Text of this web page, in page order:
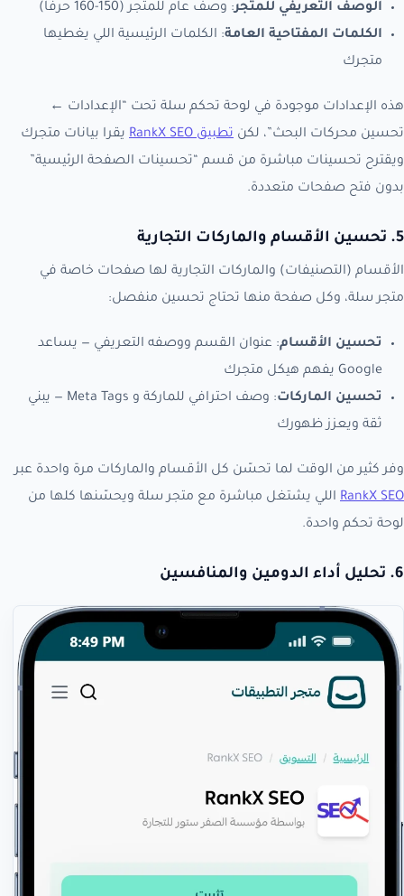
الوصف التعريفي للمتجر: وصف عام للمتجر (150-160 حرفًا)
الكلمات المفتاحية العامة: الكلمات الرئيسية اللي يغطيها
متجرك
هذه الإعدادات موجودة في لوحة تحكم سلة تحت “الإعدادات ←
تحسين محركات البحث”، لكن تطبيق RankX SEO
يقرا بيانات متجرك
ويقترح تحسينات مباشرة من قسم “تحسينات الصفحة الرئيسية”
بدون فتح صفحات متعددة.
5. تحسين الأقسام والماركات التجارية
الأقسام (التصنيفات) والماركات التجارية لها صفحات خاصة في
متجر سلة، وكل صفحة منها تحتاج تحسين منفصل:
تحسين الأقسام: عنوان القسم ووصفه التعريفي — يساعد
Google يفهم هيكل متجرك
تحسين الماركات
: وصف احترافي للماركة و Meta Tags — يبني
ثقة ويعزز ظهورك
وفر كثير من الوقت لما تحسّن كل الأقسام والماركات مرة واحدة عبر
RankX SEO اللي يشتغل مباشرة مع متجر سلة ويحسّنها كلها من
لوحة تحكم واحدة.
6. تحليل أداء الدومين والمنافسين